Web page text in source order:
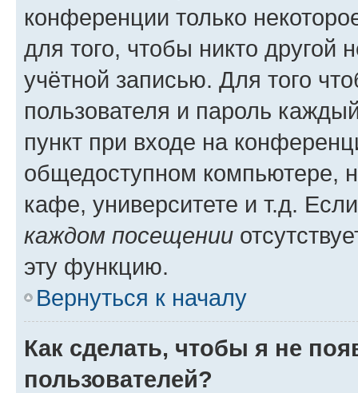
конференции только
для того, чтобы никто другой
учётной записью. Для того
пользователя и пароль
пункт при входе на
общедоступном компьютере,
кафе, университете и т.д.
каждом посещении
эту функцию.
Вернуться к началу
Как сделать, чтобы я не
пользователей?